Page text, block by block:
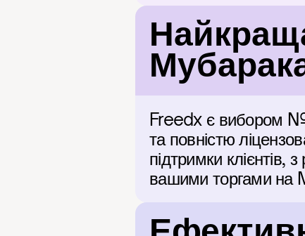
Freedx є вибором
та повністю
підтримки
вашими торгами на